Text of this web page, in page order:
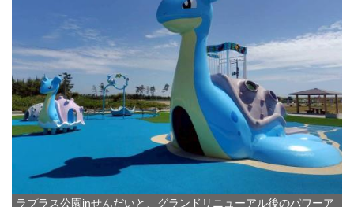
ラプラス公園inせんだいと、グランドリニューアル後のパワーア